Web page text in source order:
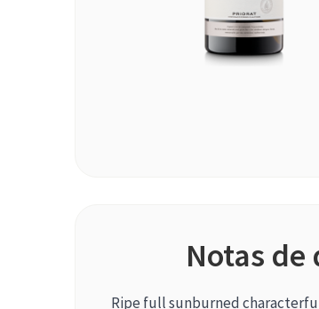
Notas de
Ripe full sunburned